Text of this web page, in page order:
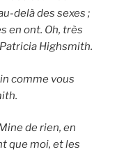
delà des sexes ;
en ont. Oh, très
Highsmith.
comme vous
de rien, en
que moi, et les